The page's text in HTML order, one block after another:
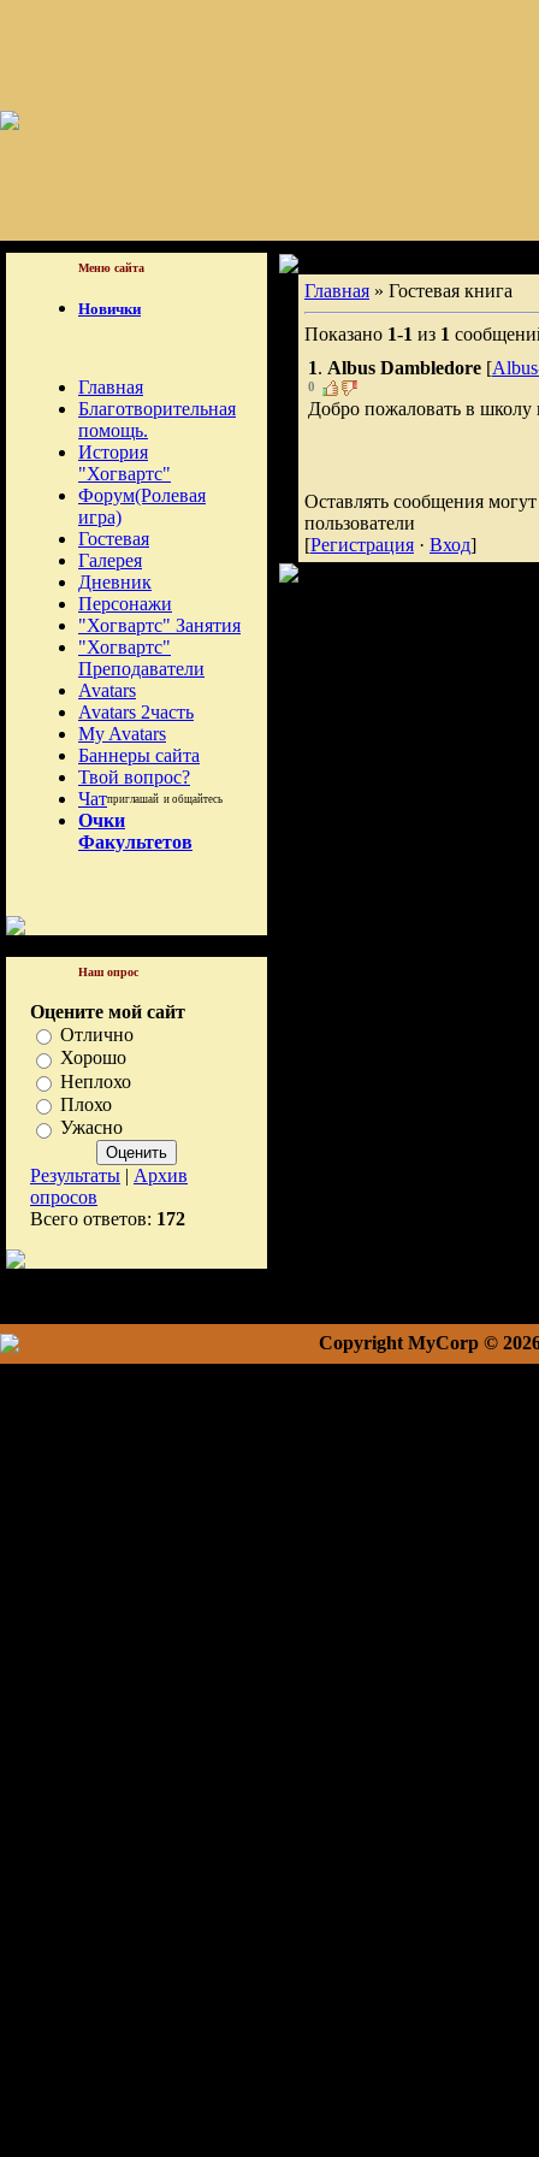
Меню сайта
Новички
Главная
Благотворительная
помощь.
История
"Хогвартс"
Форум(Ролевая
игра)
Гостевая
Галерея
Дневник
Персонажи
"Хогвартс" Занятия
"Хогвартс"
Преподаватели
Avatars
Avatars 2часть
My Avatars
Баннеры сайта
Твой вопрос?
Чатприглашай и общайтесь
Очки
Факультетов
Наш опрос
Оцените мой сайт
Отлично
Хорошо
Неплохо
Плохо
Ужасно
Результаты | Архив
опросов
Всего ответов: 172
Главная » Гостевая книга
Показано 1-1 из 1
1. Albus Dambledore [
0
Добро пожаловать в
Оставлять сообщения
пользователи
[Регистрация · Вход]
Copyright MyCorp ©